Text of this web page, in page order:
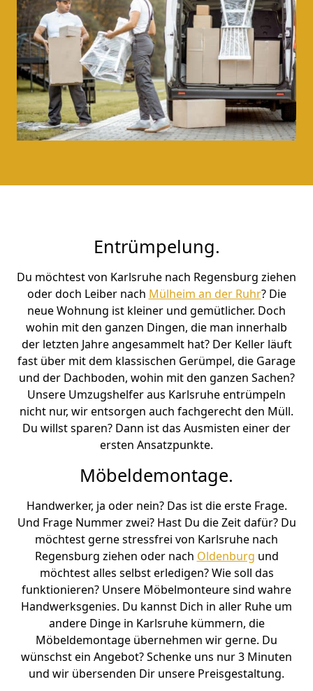
Entrümpelung.
Du möchtest von Karlsruhe nach Regensburg ziehen
oder doch Leiber nach Mülheim an der Ruhr? Die
neue Wohnung ist kleiner und gemütlicher. Doch
wohin mit den ganzen Dingen, die man innerhalb
der letzten Jahre angesammelt hat? Der Keller läuft
fast über mit dem klassischen Gerümpel, die Garage
und der Dachboden, wohin mit den ganzen Sachen?
Unsere Umzugshelfer aus Karlsruhe entrümpeln
nicht nur, wir entsorgen auch fachgerecht den Müll.
Du willst sparen? Dann ist das Ausmisten einer der
ersten Ansatzpunkte.
Möbeldemontage.
Handwerker, ja oder nein? Das ist die erste Frage.
Und Frage Nummer zwei? Hast Du die Zeit dafür? Du
möchtest gerne stressfrei von Karlsruhe nach
Regensburg ziehen oder nach Oldenburg und
möchtest alles selbst erledigen? Wie soll das
funktionieren? Unsere Möbelmonteure sind wahre
Handwerksgenies. Du kannst Dich in aller Ruhe um
andere Dinge in Karlsruhe kümmern, die
Möbeldemontage übernehmen wir gerne. Du
wünschst ein Angebot? Schenke uns nur 3 Minuten
und wir übersenden Dir unsere Preisgestaltung.